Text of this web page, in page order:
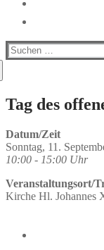
Suchen
nach:
Tag des
Datum/Zeit
Sonntag, 11.
10:00 - 15:00 Uhr
Veranstaltungsort/
Kirche Hl. Johannes